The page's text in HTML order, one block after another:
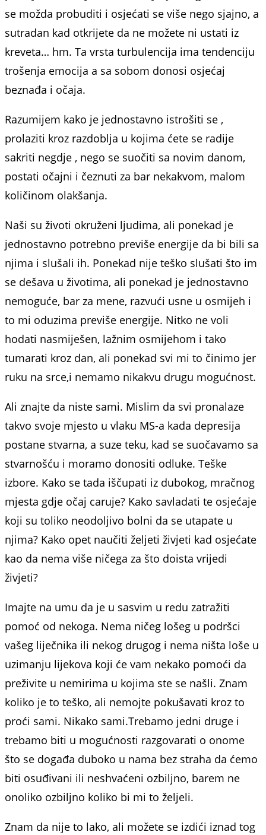
se možda probuditi i osjećati se više nego sjajno, a
sutradan kad otkrijete da ne možete ni ustati iz
kreveta… hm. Ta vrsta turbulencija ima tendenciju
trošenja emocija a sa sobom donosi osjećaj
beznađa i očaja.
Razumijem kako je jednostavno istrošiti se ,
prolaziti kroz razdoblja u kojima ćete se radije
sakriti negdje , nego se suočiti sa novim danom,
postati očajni i čeznuti za bar nekakvom, malom
količinom olakšanja.
Naši su životi okruženi ljudima, ali ponekad je
jednostavno potrebno previše energije da bi bili sa
njima i slušali ih. Ponekad nije teško slušati što im
se dešava u životima, ali ponekad je jednostavno
nemoguće, bar za mene, razvući usne u osmijeh i
to mi oduzima previše energije. Nitko ne voli
hodati nasmiješen, lažnim osmijehom i tako
tumarati kroz dan, ali ponekad svi mi to činimo jer
ruku na srce,i nemamo nikakvu drugu mogućnost.
Ali znajte da niste sami. Mislim da svi pronalaze
takvo svoje mjesto u vlaku MS-a kada depresija
postane stvarna, a suze teku, kad se suočavamo sa
stvarnošću i moramo donositi odluke. Teške
izbore. Kako se tada iščupati iz dubokog, mračnog
mjesta gdje očaj caruje? Kako savladati te osjećaje
koji su toliko neodoljivo bolni da se utapate u
njima? Kako opet naučiti željeti živjeti kad osjećate
kao da nema više ničega za što doista vrijedi
živjeti?
Imajte na umu da je u sasvim u redu zatražiti
pomoć od nekoga. Nema ničeg lošeg u podršci
vašeg liječnika ili nekog drugog i nema ništa loše u
uzimanju lijekova koji će vam nekako pomoći da
preživite u nemirima u kojima ste se našli. Znam
koliko je to teško, ali nemojte pokušavati kroz to
proći sami. Nikako sami.Trebamo jedni druge i
trebamo biti u mogućnosti razgovarati o onome
što se događa duboko u nama bez straha da ćemo
biti osuđivani ili neshvaćeni ozbiljno, barem ne
onoliko ozbiljno koliko bi mi to željeli.
Znam da nije to lako, ali možete se izdići iznad tog